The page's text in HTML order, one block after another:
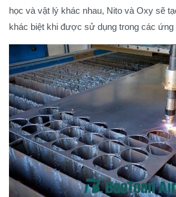
học và vật lý khác nhau, Nito và Oxy sẽ
khác biệt khi được sử dụng trong các ứng